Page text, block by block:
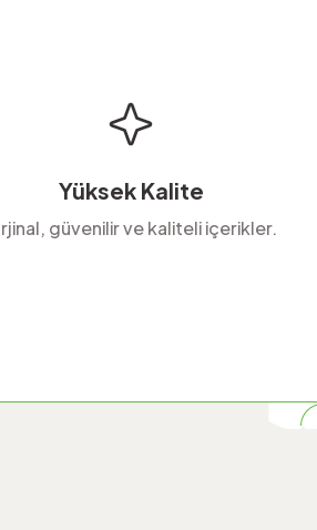
Yüksek Kalite
güvenilir ve kaliteli içerikler.